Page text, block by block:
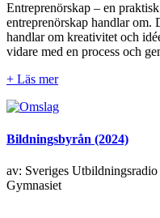
Entreprenörskap – en
entreprenörskap handlar om.
handlar om kreativitet och
vidare med en process och
+ Läs mer
Bildningsbyrån (2024)
av: Sveriges
Gymnasiet